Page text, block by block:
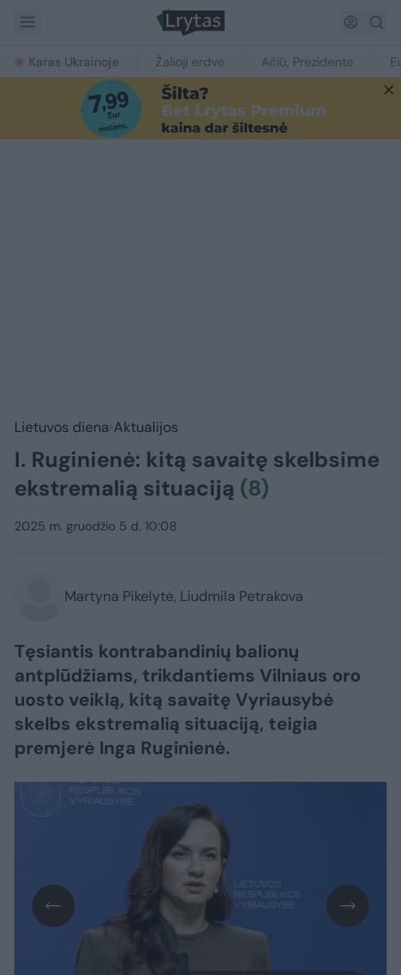
Karas Ukrainoje Žalioji erdvė Ačiū, Prezidente
Lietuvos diena Aktualijos
I. Ruginienė: kitą savaitę skelbsime
ekstremalią situaciją (8)
2025 m. gruodžio 5 d. 10:08
Martyna Pikelytė, Liudmila Petrakova
Tęsiantis kontrabandinių balionų
antplūdžiams, trikdantiems Vilniaus oro
uosto veiklą, kitą savaitę Vyriausybė
skelbs ekstremalią situaciją, teigia
premjerė Inga Ruginienė.